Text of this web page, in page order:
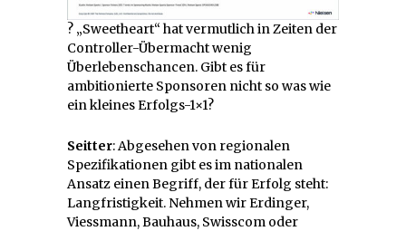
? „Sweetheart“ hat vermutlich in Zeiten der
Controller-Übermacht wenig
Überlebenschancen. Gibt es für
ambitionierte Sponsoren nicht so was wie
ein kleines Erfolgs-1×1?
Seitter: Abgesehen von regionalen
Spezifikationen gibt es im nationalen
Ansatz einen Begriff, der für Erfolg steht:
Langfristigkeit. Nehmen wir Erdinger,
Viessmann, Bauhaus, Swisscom oder